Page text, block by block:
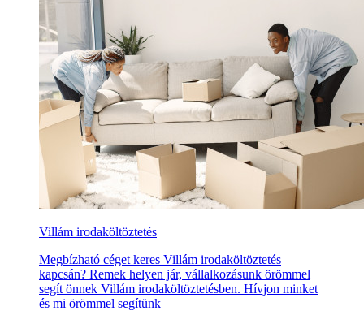
Villám irodaköltöztetés
Megbízható céget keres Villám irodaköltöztetés
kapcsán? Remek helyen jár, vállalkozásunk örömmel
segít önnek Villám irodaköltöztetésben. Hívjon minket
és mi örömmel segítünk